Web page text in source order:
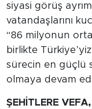
siyasi görüş
vatandaşlarını
“86 milyonun
birlikte
sürecin en güçlü
olmaya devam
ŞEHİTLERE